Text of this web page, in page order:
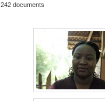
242 documents